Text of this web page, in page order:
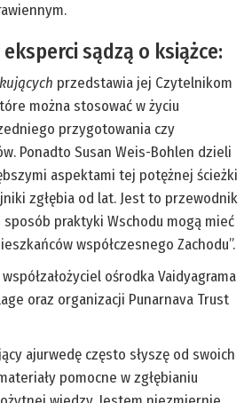
sądzą o książce:
przedstawia jej Czytelnikom
można stosować w życiu
przygotowania czy
Ponadto Susan Weis-Bohlen dzieli
aspektami tej potężnej ścieżki
zgłębia od lat. Jest to przewodnik
praktyki Wschodu mogą mieć
współczesnego Zachodu”.
ośrodka Vaidyagrama
oraz organizacji Punarnava Trust
ajurwedę często słyszę od swoich
pomocne w zgłębianiu